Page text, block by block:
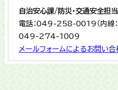
自治安心課/防災・交通安全担当
電話：049-258-0019（内
049-274-1009
メールフォームによるお問い合